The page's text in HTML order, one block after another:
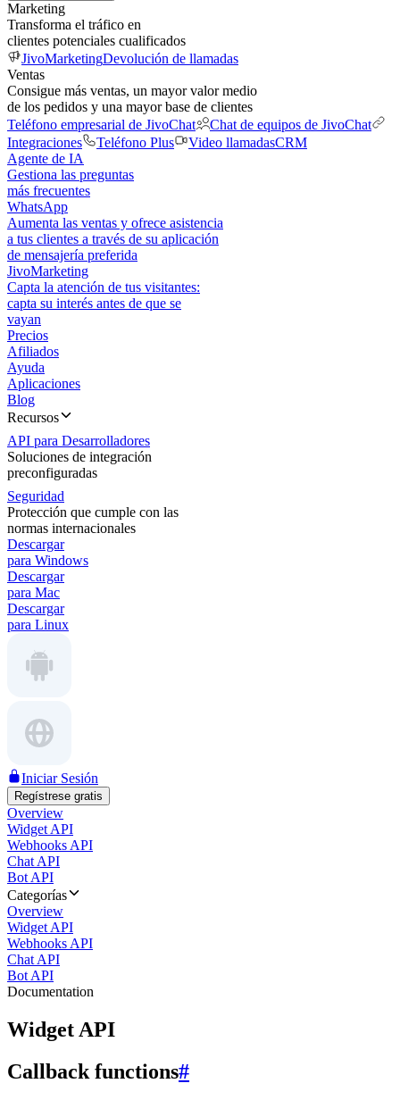
Marketing
Transforma el tráfico en
clientes potenciales cualificados
JivoMarketingDevolución de llamadas
Ventas
Consigue más ventas, un mayor valor medio
de los pedidos y una mayor base de clientes
Teléfono empresarial de JivoChat
Chat de equipos de JivoChat
Integraciones
Teléfono Plus Video llamadasCRM
Agente de IA
Gestiona las preguntas
más frecuentes
WhatsApp
Aumenta las ventas y ofrece asistencia
a tus clientes a través de su aplicación
de mensajería preferida
JivoMarketing
Capta la atención de tus visitantes:
capta su interés antes de que se
vayan
Precios
Afiliados
Ayuda
Aplicaciones
Blog
Recursos
API para Desarrolladores
Soluciones de integración
preconfiguradas
Seguridad
Protección que cumple con las
normas internacionales
Descargar
para Windows
Descargar
para Mac
Descargar
para Linux
Iniciar Sesión
Regístrese gratis
Overview
Widget API
Webhooks API
Chat API
Bot API
Categorías
Overview
Widget API
Webhooks API
Chat API
Bot API
Documentation
Widget API
Callback functions#